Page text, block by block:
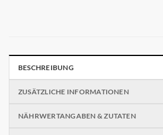
BESCHREIBUNG
ZUSÄTZLICHE INFORMATIONEN
NÄHRWERTANGABEN & ZUTATEN